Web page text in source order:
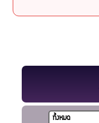
ทั้งหมด